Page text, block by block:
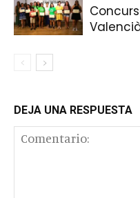
DEJA UNA RESPUESTA